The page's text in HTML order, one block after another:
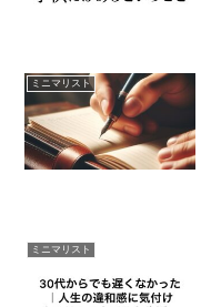
ミニマリスト
ミニマリスト